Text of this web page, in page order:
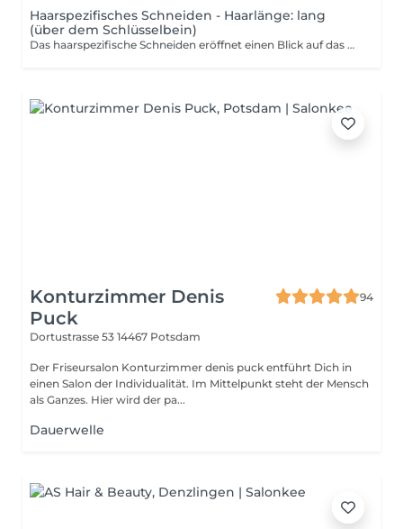
Haarspezifisches Schneiden - Haarlänge: lang
(über dem Schlüsselbein)
Das haarspezifische Schneiden eröffnet einen Blick auf das Haar als lebendiges Element dessen Eigenart sich in der natürlichen Wuchsrichtung und der feinen Torsion jeder Strähne zeigt. Jede Haarsträhne folgt ihrer individuellen Bewegung, wodurch ein eigenständiger Charakter entsteht. Die Konturen des Gesichts und die Linien des Kopfs dienen als Grundlage für die präzise Gestaltung. Der Schnitt greift die vorhandenen Strukturen auf und bringt sie in ein ausgewogenes Verhältnis. Die Handhabung der Frisur wird durch eine passgenaue Abstimmung der Schnittführung erleichtert. Technische Präzision und kreative Umsetzung verschmelzen zu einem Gesamtkonzept, das den persönlichen Ausdruck fördert und die Identität des Trägers sichtbar macht.
Konturzimmer Denis
Puck
94
Dortustrasse 53 14467 Potsdam
Der Friseursalon Konturzimmer denis puck entführt Dich in
einen Salon der Individualität. Im Mittelpunkt steht der Mensch
als Ganzes. Hier wird der pa...
Dauerwelle